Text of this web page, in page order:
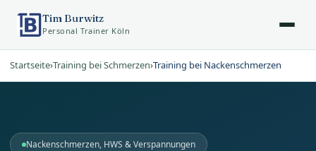
Tim Burwitz
Personal Trainer Köln
Startseite›Training bei Schmerzen›Training bei Nackenschmerzen
Nackenschmerzen, HWS & Verspannungen